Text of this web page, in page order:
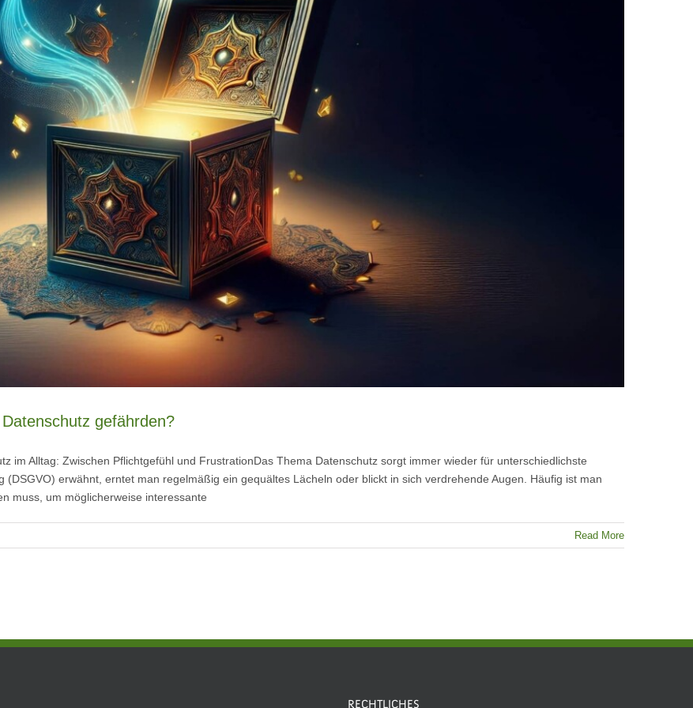
gefährden?
im Alltag: Zwischen Pflichtgefühl und FrustrationDas Thema Datenschutz sorgt immer wieder für unterschiedlichste
erwähnt, erntet man regelmäßig ein gequältes Lächeln oder blickt in sich verdrehende Augen. Häufig ist man
muss, um möglicherweise interessante
Read More
RECHTLICHES